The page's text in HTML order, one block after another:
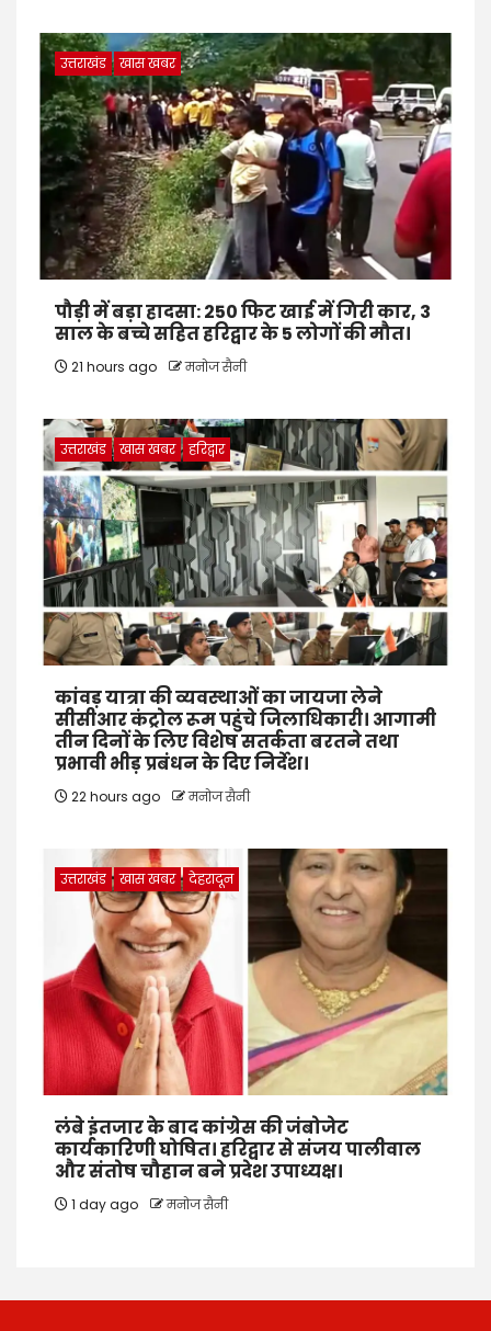
उत्तराखंड खास खबर
पौड़ी में बड़ा हादसा: 250 फिट खाई में गिरी कार, 3
साल के बच्चे सहित हरिद्वार के 5 लोगों की मौत।
21 hours ago मनोज सैनी
उत्तराखंड खास खबर हरिद्वार
कांवड़ यात्रा की व्यवस्थाओं का जायजा लेने
सीसीआर कंट्रोल रूम पहुंचे जिलाधिकारी। आगामी
तीन दिनों के लिए विशेष सतर्कता बरतने तथा
प्रभावी भीड़ प्रबंधन के दिए निर्देश।
22 hours ago मनोज सैनी
उत्तराखंड खास खबर देहरादून
लंबे इंतजार के बाद कांग्रेस की जंबोजेट
कार्यकारिणी घोषित। हरिद्वार से संजय पालीवाल
और संतोष चौहान बने प्रदेश उपाध्यक्ष।
1 day ago मनोज सैनी